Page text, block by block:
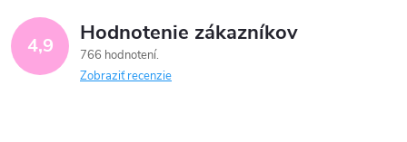
4,9 Hodnotenie zákazníkov
766 hodnotení
Zobraziť recenzie